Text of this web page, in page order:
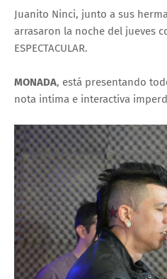
Juanito Ninci, junto a sus
arrasaron la noche del jueves
ESPECTACULAR.
MONADA, está presentando
nota intima e interactiva